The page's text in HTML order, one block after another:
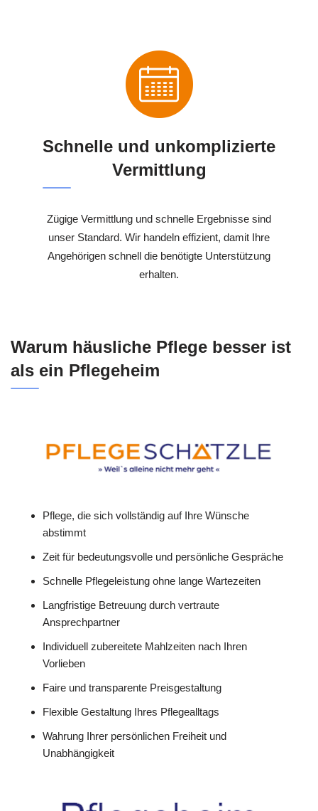
Schnelle und unkomplizierte
Vermittlung
Zügige Vermittlung und schnelle Ergebnisse sind
unser Standard. Wir handeln effizient, damit Ihre
Angehörigen schnell die benötigte Unterstützung
erhalten.
Warum häusliche Pflege besser ist
als ein Pflegeheim
Pflege, die sich vollständig auf Ihre Wünsche
abstimmt
Zeit für bedeutungsvolle und persönliche Gespräche
Schnelle Pflegeleistung ohne lange Wartezeiten
Langfristige Betreuung durch vertraute
Ansprechpartner
Individuell zubereitete Mahlzeiten nach Ihren
Vorlieben
Faire und transparente Preisgestaltung
Flexible Gestaltung Ihres Pflegealltags
Wahrung Ihrer persönlichen Freiheit und
Unabhängigkeit